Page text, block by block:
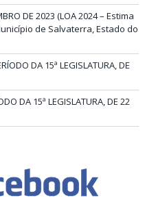
DE 2023 (LOA 2024 – Estima
de Salvaterra, Estado do
DA 15ª LEGISLATURA, DE
DA 15ª LEGISLATURA, DE 22